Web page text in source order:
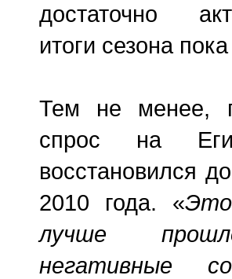
достаточно
итоги сезона
Тем не менее,
спрос на
восстановился
2010 года. «
лучше
негативные